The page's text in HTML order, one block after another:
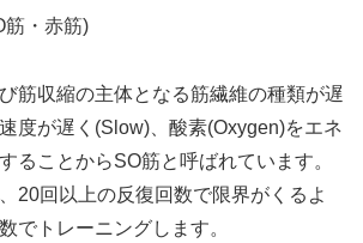
筋・赤筋)
筋収縮の主体となる筋繊維の種類が遅
度が遅く(Slow)、酸素(Oxygen)をエネ
ることからSO筋と呼ばれています。
20回以上の反復回数で限界がくるよ
でトレーニングします。